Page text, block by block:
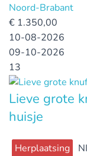
Noord-Brabant
€ 1.350,00
10-08-2026
09-10-2026
13
Lieve grote
huisje
Herplaatsing